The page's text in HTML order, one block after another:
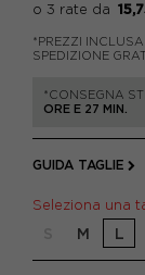
*PREZZI INCLUSA
SPEDIZIONE
*CONSEGNA
ORE E 27 MIN.
GUIDA TAGLIE
Seleziona una
M L